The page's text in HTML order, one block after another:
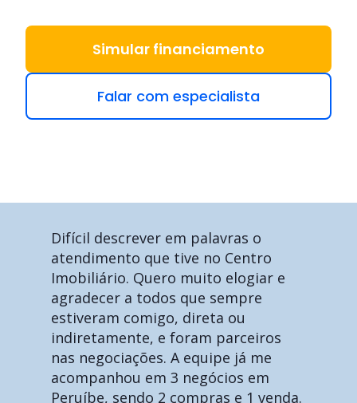
Simular financiamento
Falar com especialista
Difícil descrever em palavras o
atendimento que tive no Centro
Imobiliário. Quero muito elogiar e
agradecer a todos que sempre
estiveram comigo, direta ou
indiretamente, e foram parceiros
nas negociações. A equipe já me
acompanhou em 3 negócios em
Peruíbe, sendo 2 compras e 1 venda.